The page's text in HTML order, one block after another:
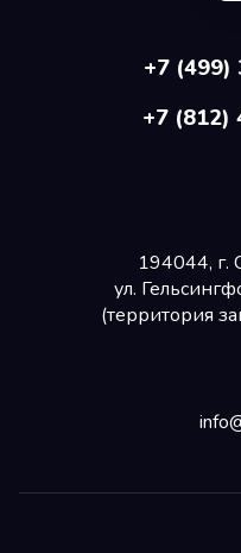
+7 (499)
+7 (812)
194044, г.
ул.
(территория